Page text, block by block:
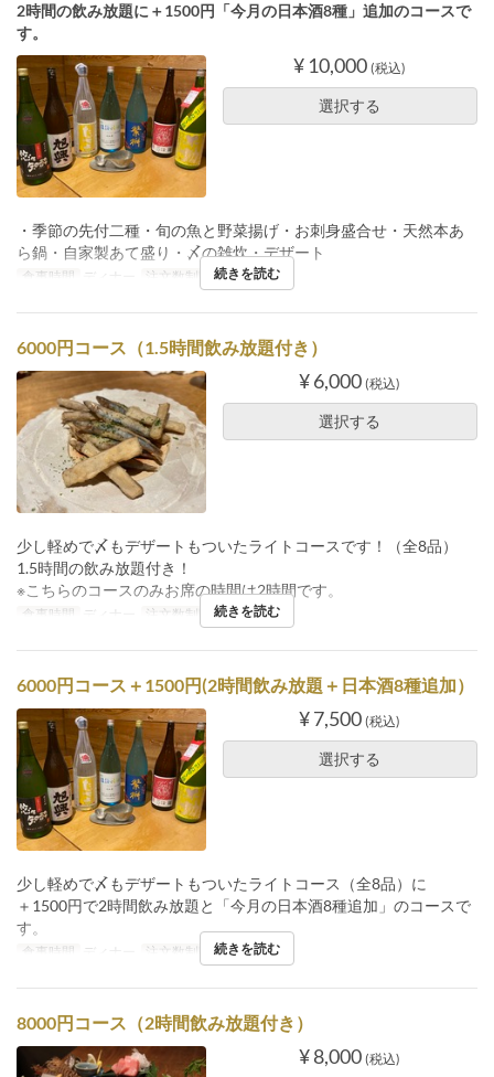
2時間の飲み放題に＋1500円「今月の日本酒8種」追加のコースで
す。
¥ 10,000 (税込)
選択する
・季節の先付二種・旬の魚と野菜揚げ・お刺身盛合せ・天然本あ
ら鍋・自家製あて盛り・〆の雑炊・デザート
食事時間 ディナー 注文数制限 2 ~
続きを読む
6000円コース（1.5時間飲み放題付き）
¥ 6,000 (税込)
選択する
少し軽めで〆もデザートもついたライトコースです！（全8品）
1.5時間の飲み放題付き！
※こちらのコースのみお席の時間は2時間です。
食事時間 ディナー 注文数制限 2 ~
続きを読む
6000円コース＋1500円(2時間飲み放題＋日本酒8種追加）
¥ 7,500 (税込)
選択する
少し軽めで〆もデザートもついたライトコース（全8品）に
＋1500円で2時間飲み放題と「今月の日本酒8種追加」のコースで
す。
食事時間 ディナー 注文数制限 2 ~
続きを読む
8000円コース（2時間飲み放題付き）
¥ 8,000 (税込)